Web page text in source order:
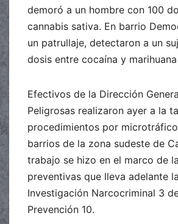
demoró a un hombre con 100
cannabis sativa. En barrio
un patrullaje, detectaron a un
dosis entre cocaína y marihuana
Efectivos de la Dirección
Peligrosas realizaron ayer a la
procedimientos por
barrios de la zona sudeste de
trabajo se hizo en el marco de
preventivas que lleva adelante
Investigación Narcocriminal 3
Prevención 10.